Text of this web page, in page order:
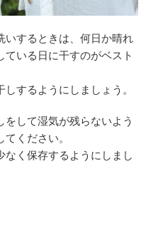
いするときは、何日か晴れ
いる日に干すのがベスト
するようにしましょう。
して湿気が残らないよう
ください。
なく保存するようにしまし